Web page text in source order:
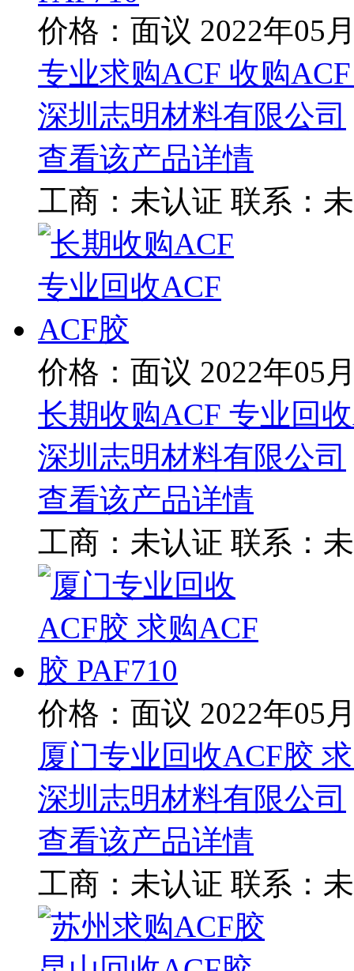
价格：面议 2022年05
专业求购ACF 收购
深圳志明材料有限公司
查看该产品详情
工商： 未认证 联系：
价格：面议 2022年05
长期收购ACF 专业回
深圳志明材料有限公司
查看该产品详情
工商： 未认证 联系：
价格：面议 2022年05
厦门专业回收ACF胶
深圳志明材料有限公司
查看该产品详情
工商： 未认证 联系：